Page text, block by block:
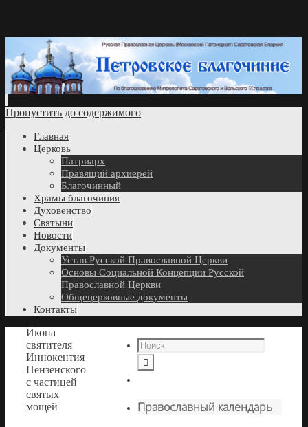
Пропустить до содержимого
Главная
Церковь
Патриарх
Правящий архиерей
Благочинный
Храмы благочиния
Духовенство
Святыни
Новости
Документы
Устав Русской Православной Церкви
Основы Социальной Концепции Русской
Православной Церкви
Общецерковные документы
Контакты
Икона
святителя
Иннокентия
Пензенского
с частицей
святых
мощей
Православный календарь